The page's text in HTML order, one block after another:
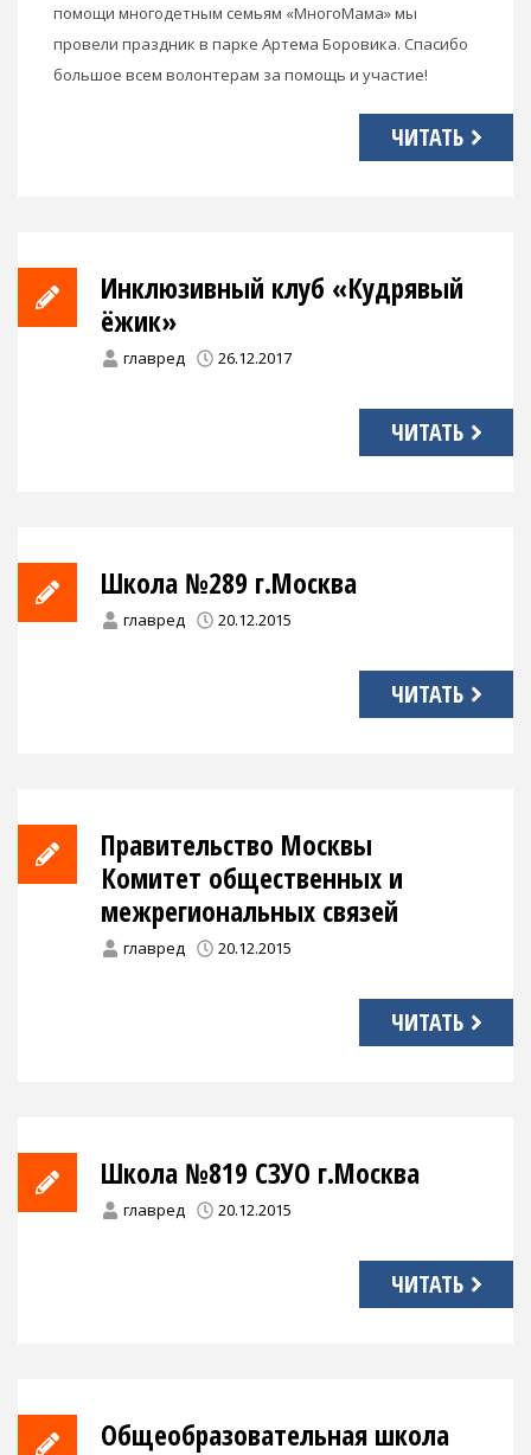
помощи многодетным семьям «МногоМама» мы
провели праздник в парке Артема Боровика. Спасибо
большое всем волонтерам за помощь и участие!
ЧИТАТЬ
Инклюзивный клуб «Кудрявый
ёжик»
главред 26.12.2017
ЧИТАТЬ
Школа №289 г.Москва
главред 20.12.2015
ЧИТАТЬ
Правительство Москвы
Комитет общественных и
межрегиональных связей
главред 20.12.2015
ЧИТАТЬ
Школа №819 СЗУО г.Москва
главред 20.12.2015
ЧИТАТЬ
Общеобразовательная школа